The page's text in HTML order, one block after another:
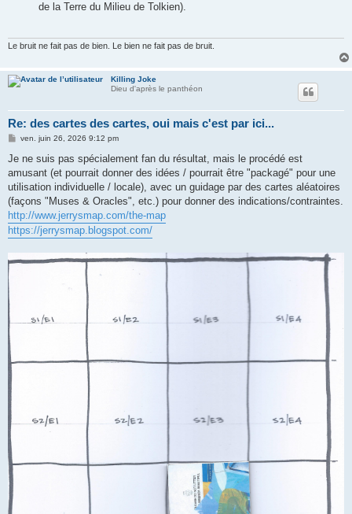
de la Terre du Milieu de Tolkien).
Le bruit ne fait pas de bien. Le bien ne fait pas de bruit.
Killing Joke
Dieu d'après le panthéon
Re: des cartes des cartes, oui mais c'est par ici...
M
s
a
g
ven. juin 26, 2026 9:12 pm
Je ne suis pas spécialement fan du résultat, mais le procédé est
amusant (et pourrait donner des idées / pourrait être "packagé" pour une
utilisation individuelle / locale), avec un guidage par des cartes aléatoires
(façons "Muses & Oracles", etc.) pour donner des indications/contraintes.
http://www.jerrysmap.com/the-map
https://jerrysmap.blogspot.com/